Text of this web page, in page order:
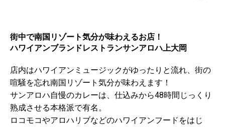
街中で南国リゾート気分が味わえるお店！
ハワイアンブランドレストランサンアロハ上大岡
店内はハワイアンミュージックがゆったりと流れ、街の
喧騒を忘れ南国リゾート気分が味わえます！
サンアロハ自慢のカレーは、仕込みから48時間じっくり
熟成させる本格派で有名。
ロコモコやアロハリブなどのハワイアンフードをはじ